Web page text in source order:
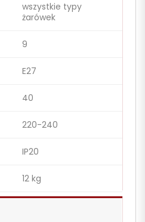
wszystkie typy
żarówek
9
E27
40
220-240
IP20
12 kg